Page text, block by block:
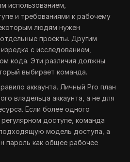
использованием,
и требованиями к рабочему
людям нужен
проекты. Другим
с исследованием,
кода. Эти различия должны
выбирает команда.
аккаунта. Личный Pro план
владельца аккаунта, а не для
Если более одного
доступе, команда
модель доступа, а
пароль как общее рабочее